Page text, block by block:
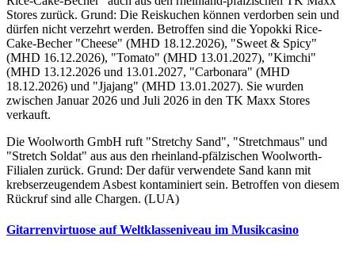
Stores zurück. Grund: Die Reiskuchen können verdorben sein und
dürfen nicht verzehrt werden. Betroffen sind die Yopokki Rice-
Cake-Becher "Cheese" (MHD 18.12.2026), "Sweet & Spicy"
(MHD 16.12.2026), "Tomato" (MHD 13.01.2027), "Kimchi"
(MHD 13.12.2026 und 13.01.2027, "Carbonara" (MHD
18.12.2026) und "Jjajang" (MHD 13.01.2027). Sie wurden
zwischen Januar 2026 und Juli 2026 in den TK Maxx Stores
verkauft.
Die Woolworth GmbH ruft "Stretchy Sand", "Stretchmaus" und
"Stretch Soldat" aus aus den rheinland-pfälzischen Woolworth-
Filialen zurück. Grund: Der dafür verwendete Sand kann mit
krebserzeugendem Asbest kontaminiert sein. Betroffen von diesem
Rückruf sind alle Chargen. (LUA)
Gitarrenvirtuose auf Weltklasseniveau im Musikcasino